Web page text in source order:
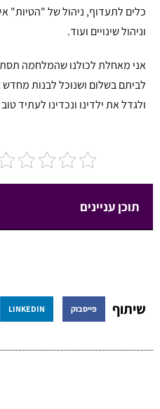
כלים לתעדוף, ניהול של "הטיות"
וניהול שינויים ועוד.
אני מאחלת לכולנו שהמלחמה
לביתם בשלום ושנוכל לבנות
ולגדל את ילדינו ונכדינו לעתיד
תוכן עניינים
שיתוף פייסבוק LINKEDIN